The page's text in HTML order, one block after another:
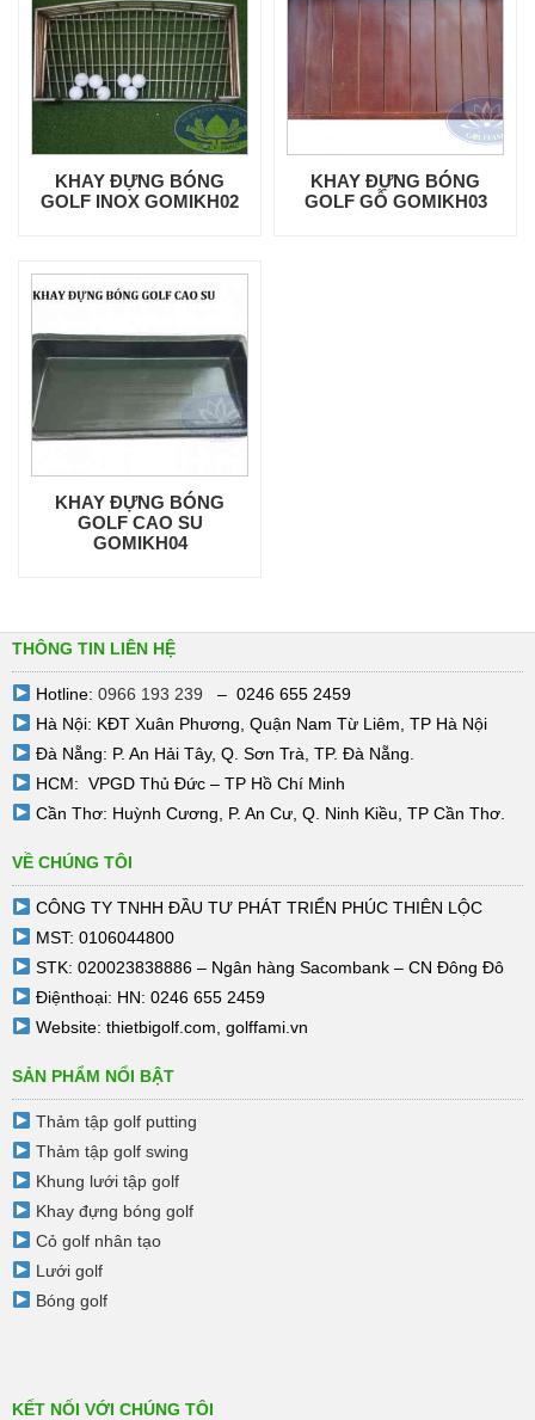
KHAY ĐỰNG BÓNG
GOLF INOX GOMIKH02
KHAY ĐỰNG BÓNG
GOLF GỖ GOMIKH03
KHAY ĐỰNG BÓNG
GOLF CAO SU
GOMIKH04
THÔNG TIN LIÊN HỆ
Hotline: 0966 193 239 – 0246 655 2459
Hà Nội: KĐT Xuân Phương, Quận Nam Từ Liêm, TP Hà Nội
Đà Nẵng: P. An Hải Tây, Q. Sơn Trà, TP. Đà Nẵng.
HCM: VPGD Thủ Đức – TP Hồ Chí Minh
Cần Thơ: Huỳnh Cương, P. An Cư, Q. Ninh Kiều, TP Cần Thơ.
VỀ CHÚNG TÔI
CÔNG TY TNHH ĐẦU TƯ PHÁT TRIỂN PHÚC THIÊN LỘC
MST: 0106044800
STK: 020023838886 – Ngân hàng Sacombank – CN Đông Đô
Điệnthoại: HN: 0246 655 2459
Website: thietbigolf.com golffami.vn
SẢN PHẨM NỔI BẬT
Thảm tập golf putting
Thảm tập golf swing
Khung lưới tập golf
Khay đựng bóng golf
Cỏ golf nhân tạo
Lưới golf
Bóng golf
KẾT NỐI VỚI CHÚNG TÔI